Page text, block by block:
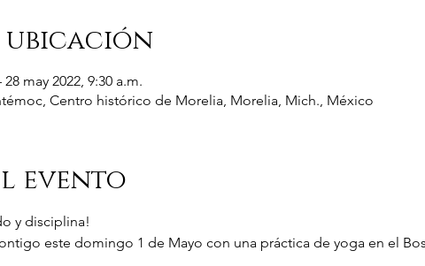
may 2022, 9:30 a.m.
Centro histórico de Morelia, Morelia, Mich., México
evento
y disciplina!
este domingo 1 de Mayo con una práctica de yoga en el